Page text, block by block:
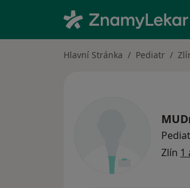
Hlavní Stránka Pediatr
Zlín 1